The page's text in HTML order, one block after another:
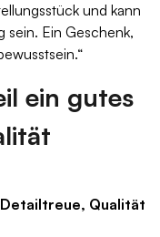
und kann
sein. Ein Geschenk,
ein gutes
Qualität